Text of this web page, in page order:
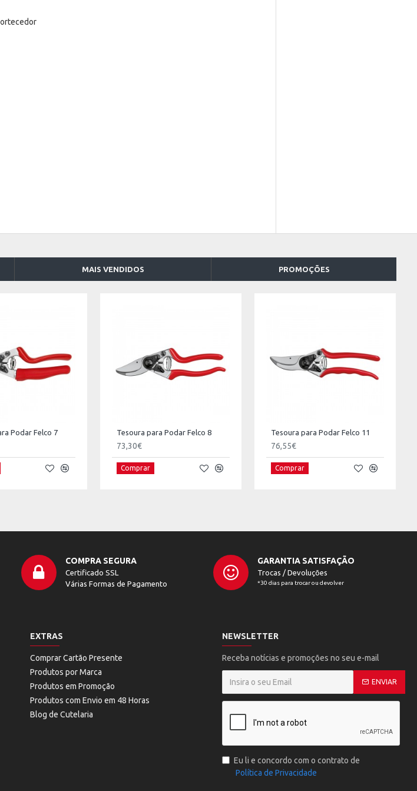
MAIS VENDIDOS PROMOÇÕES
Podar Felco 7 Tesoura para Podar Felco 8
73,30€
Comprar
Tesoura para Podar Felco 11
76,55€
Comprar
COMPRA SEGURA
Certificado SSL
Várias Formas de Pagamento
GARANTIA SATISFAÇÃO
Trocas / Devoluções
*30 dias para trocar ou devolver
EXTRAS
Comprar Cartão Presente
Produtos por Marca
Produtos em Promoção
Produtos com Envio em 48 Horas
Blog de Cutelaria
NEWSLETTER
Receba notícias e promoções no seu e-mail
ENVIAR
Eu li e concordo com o contrato de
Política de Privacidade